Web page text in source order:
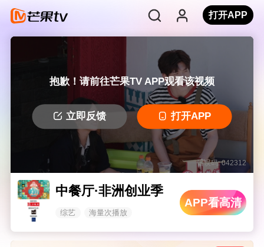
打开APP
抱歉！请前往芒果TV APP观看该视频
立即反馈 打开APP
错误码: 042312
中餐厅·非洲创业季
综艺 海量次播放
APP看高清